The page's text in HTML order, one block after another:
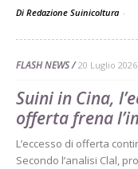
Di Redazione Suinicoltura -
FLASH NEWS 20 Luglio 2026
Suini in Cina,
offerta frena
L’eccesso di offerta
Secondo l’analisi Clal,